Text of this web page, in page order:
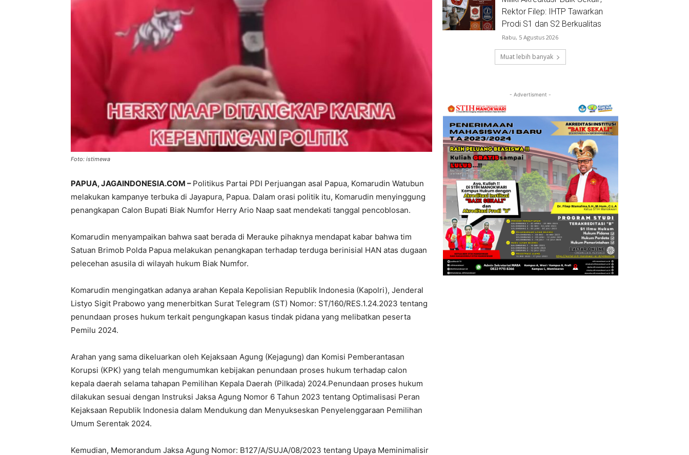
Foto: istimewa
PAPUA, JAGAINDONESIA.COM – Politikus Partai PDI Perjuangan asal Papua, Komarudin Watubun
melakukan kampanye terbuka di Jayapura, Papua. Dalam orasi politik itu, Komarudin menyinggung
penangkapan Calon Bupati Biak Numfor Herry Ario Naap saat mendekati tanggal pencoblosan.
Komarudin menyampaikan bahwa saat berada di Merauke pihaknya mendapat kabar bahwa tim
Satuan Brimob Polda Papua melakukan penangkapan terhadap terduga berinisial HAN atas dugaan
pelecehan asusila di wilayah hukum Biak Numfor.
Komarudin mengingatkan adanya arahan Kepala Kepolisian Republik Indonesia (Kapolri), Jenderal
Listyo Sigit Prabowo yang menerbitkan Surat Telegram (ST) Nomor: ST/160/RES.1.24.2023 tentang
penundaan proses hukum terkait pengungkapan kasus tindak pidana yang melibatkan peserta
Pemilu 2024.
Arahan yang sama dikeluarkan oleh Kejaksaan Agung (Kejagung) dan Komisi Pemberantasan
Korupsi (KPK) yang telah mengumumkan kebijakan penundaan proses hukum terhadap calon
kepala daerah selama tahapan Pemilihan Kepala Daerah (Pilkada) 2024.Penundaan proses hukum
dilakukan sesuai dengan Instruksi Jaksa Agung Nomor 6 Tahun 2023 tentang Optimalisasi Peran
Kejaksaan Republik Indonesia dalam Mendukung dan Menyukseskan Penyelenggaraan Pemilihan
Umum Serentak 2024.
Kemudian, Memorandum Jaksa Agung Nomor: B127/A/SUJA/08/2023 tentang Upaya Meminimalisir
Rektor Filep: IHTP Tawarkan
Prodi S1 dan S2 Berkualitas
Rabu, 5 Agustus 2026
Muat lebih banyak
- Advertisment -